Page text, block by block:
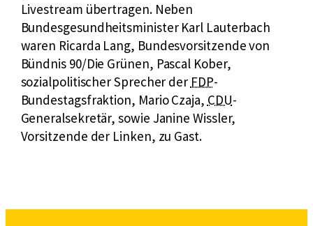
Livestream übertragen. Neben
Bundesgesundheitsminister Karl Lauterbach
waren Ricarda Lang, Bundesvorsitzende von
Bündnis 90/Die Grünen, Pascal Kober,
sozialpolitischer Sprecher der FDPk
u
r
F
-
Bundestagsfraktion, Mario Czaja, CDUk
u
r
-
Generalsekretär, sowie Janine Wissler,
Vorsitzende der Linken, zu Gast.